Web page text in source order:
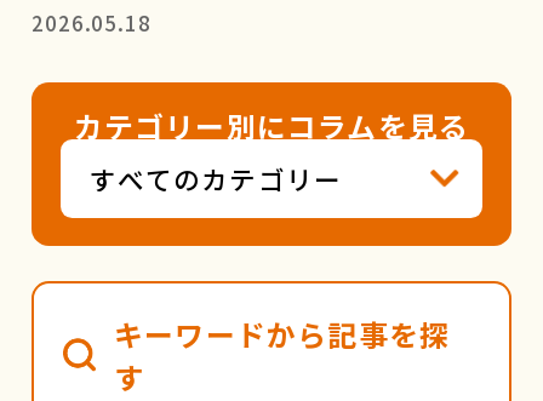
2026.05.18
カテゴリー別にコラムを見る
キーワードから記事を探
す